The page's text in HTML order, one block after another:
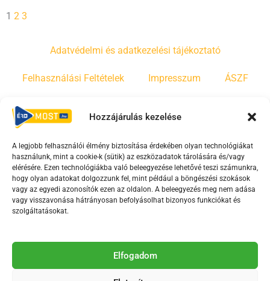
Hozzájárulás kezelése
A legjobb felhasználói élmény biztosítása érdekében olyan technológiákat
használunk, mint a cookie-k (sütik) az eszközadatok tárolására és/vagy
elérésére. Ezen technológiákba való beleegyezése lehetővé teszi számunkra,
hogy olyan adatokat dolgozzunk fel, mint például a böngészési szokások
vagy az egyedi azonosítók ezen az oldalon. A beleegyezés meg nem adása
vagy visszavonása hátrányosan befolyásolhat bizonyos funkciókat és
szolgáltatásokat.
Elfogadom
1 2 3
Adatvédelmi és adatkezelési tájékoztató
Felhasználási Feltételek Impresszum ÁSZF
Irányelvek
F
a
c
e
b
o
-
Y
o
u
t
u
e
s
T
i
k
t
Az Érd Média médiaszolgáltatási tevékenységét a
Médiatanács a Magyar Média Mecenatúra program